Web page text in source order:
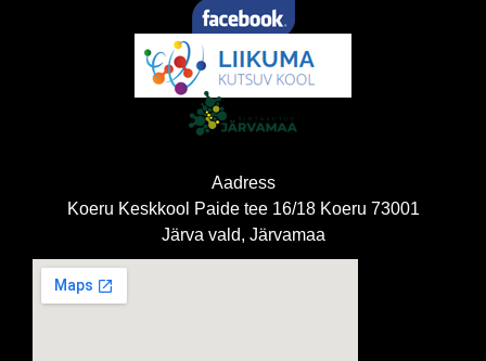
Aadress
Koeru Keskkool Paide tee 16/18 Koeru 73001
Järva vald, Järvamaa